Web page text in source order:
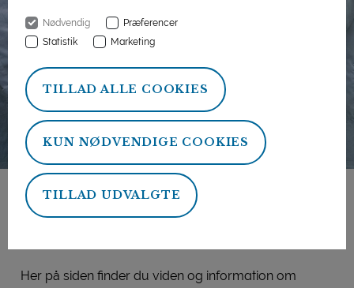
Nødvendig
Præferencer
Statistik
Marketing
TILLAD ALLE COOKIES
KUN NØDVENDIGE COOKIES
TILLAD UDVALGTE
Mejeriforeningens
Her på siden finder du viden og information om